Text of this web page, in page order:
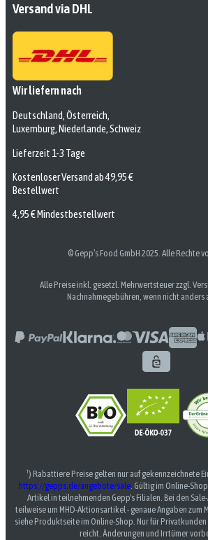
Versand via DHL
Wir liefern nach
Deutschland, Österreich,
Luxemburg, Niederlande, Schweiz
Lieferzeit 1-3 Tage
Kostenloser Versand ab 49,95 €
Bestellwert
4,95 € Mindestbestellwert
© Gepp’s Food GmbH 2025. Alle Rechte
Alle Preise inkl. gesetzl. Mehrwertsteuer zzgl.
Nachnahmegebühren, wenn nicht anders
¹) Rabattiere Preise gelten nur auf gekennzeichnete
https://gepps.de/angebote/sale. Gültig im Online-
Artikel in teilnehmenden Gepp's Filialen. Bei den
teilweise um MHD-Aktionsartikel - genaue Angaben
siehe Produktseite im Online-Shop. Nur für
reicht. Änderungen und Irrtümer